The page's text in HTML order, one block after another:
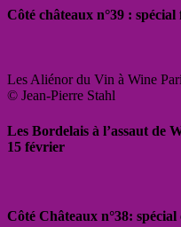
Côté châteaux n°39 : spécial
Les Aliénor du Vin à Wine
© Jean-Pierre Stahl
Les Bordelais à l’assaut de
15 février
Côté Châteaux n°38: